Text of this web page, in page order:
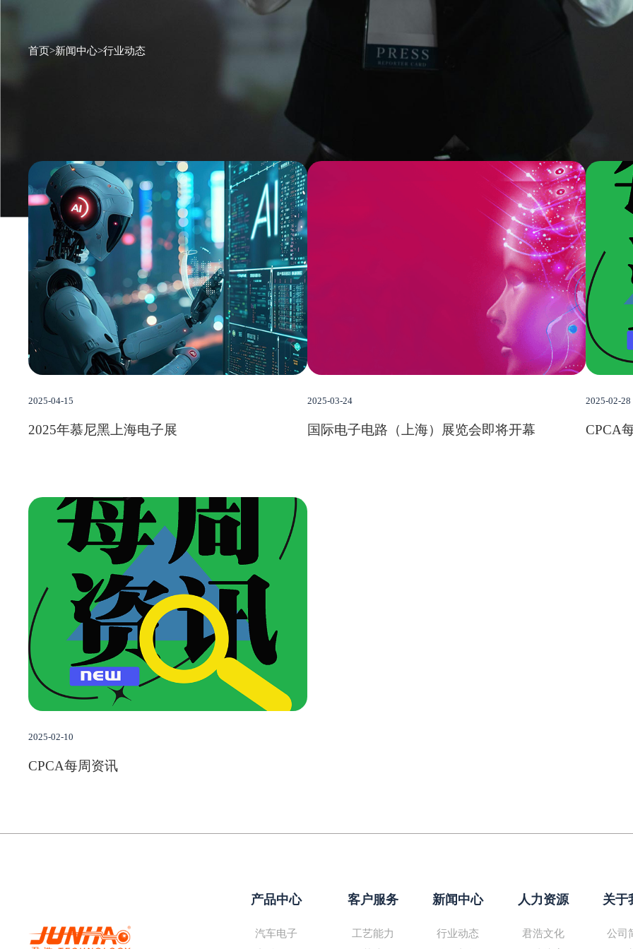
首页>新闻中心>行业动态
2025-04-15
2025年慕尼黑上海电子展
2025-03-24
国际电子电路（上海）展览会即将开幕
2025-02-28
CPCA
2025-02-10
CPCA每周资讯
产品中心
汽车电子
客户服务
工艺能力
新闻中心
行业动态
人力资源
君浩文化
关于
公司